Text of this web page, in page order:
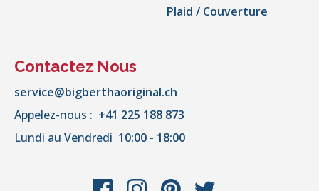
Plaid / Couverture
Contactez Nous
service@bigberthaoriginal.ch
Appelez-nous : +41 225 188 873
Lundi au Vendredi 10:00 - 18:00